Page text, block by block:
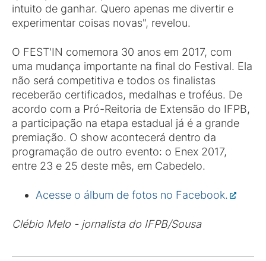
intuito de ganhar. Quero apenas me divertir e
experimentar coisas novas", revelou.
O FEST'IN comemora 30 anos em 2017, com
uma mudança importante na final do Festival. Ela
não será competitiva e todos os finalistas
receberão certificados, medalhas e troféus. De
acordo com a Pró-Reitoria de Extensão do IFPB,
a participação na etapa estadual já é a grande
premiação. O show acontecerá dentro da
programação de outro evento: o Enex 2017,
entre 23 e 25 deste mês, em Cabedelo.
Acesse o álbum de fotos no Facebook.
Clébio Melo - jornalista do IFPB/Sousa